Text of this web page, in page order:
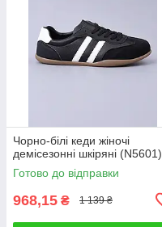
Чорно-білі кеди жіночі
демісезонні шкіряні (N5601)
Готово до відправки
968,15 ₴ 1 139 ₴